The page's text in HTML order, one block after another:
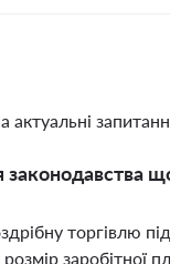
актуальні
торгівлю
заробітної